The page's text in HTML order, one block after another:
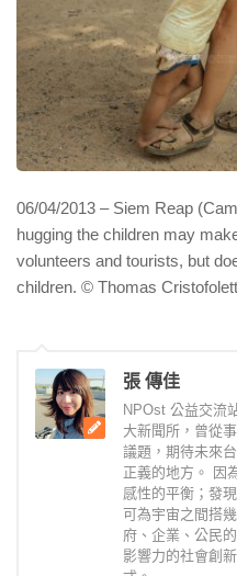
06/04/2013 – Siem Reap
hugging the children may
volunteers and tourists, but
children. © Thomas
張 傳佳
NPOst 公益交流
大新聞所，曾從
議題，期待未來
正義的地方。 因
感性的平衡；發
可為宇宙之間搭
府、企業、公民
影響力的社會創